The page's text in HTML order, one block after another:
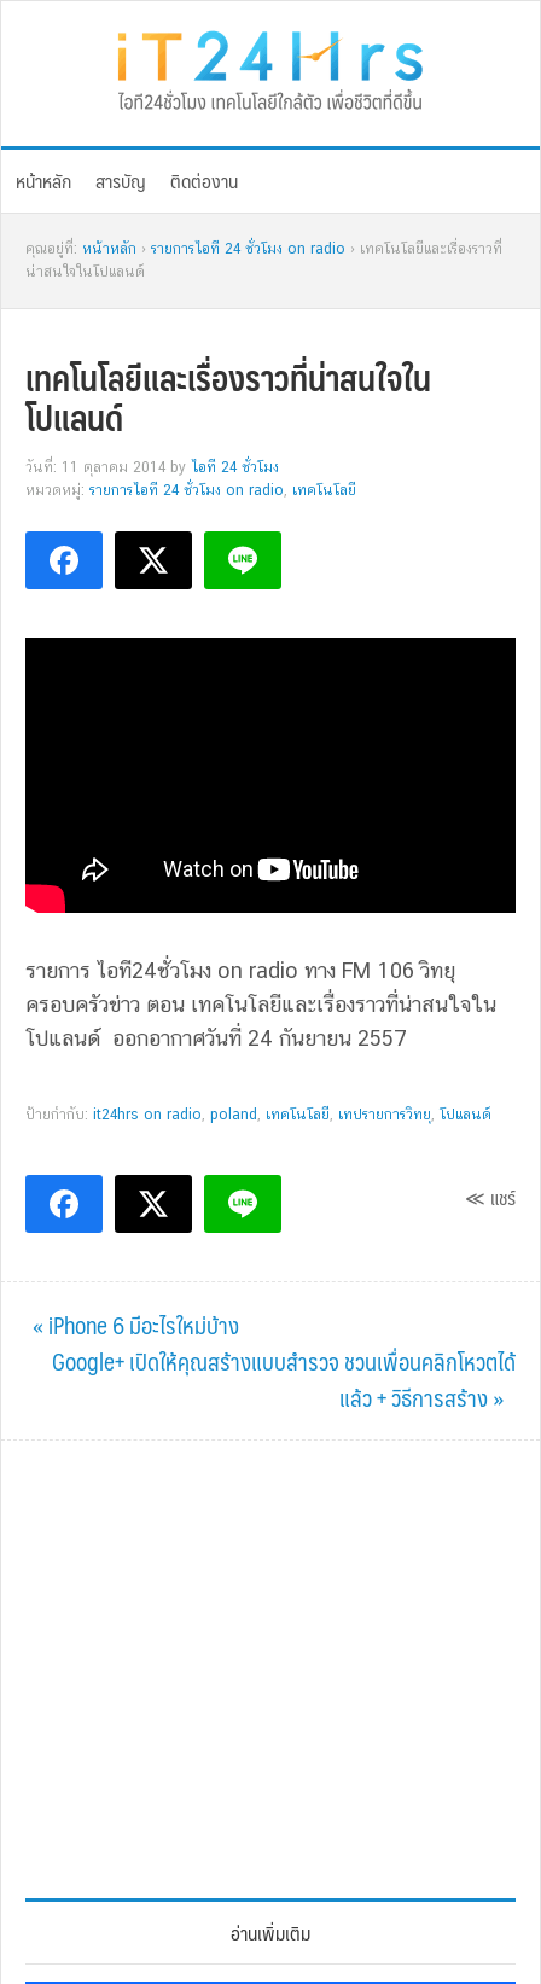
หน้าหลัก สารบัญ ติดต่องาน
คุณอยู่ที่: หน้าหลัก › รายการไอที 24 ชั่วโมง on radio › เทคโนโลยีและเรื่องราวที่
น่าสนใจในโปแลนด์
เทคโนโลยีและเรื่องราวที่น่าสนใจใน
โปแลนด์
วันที่: 11 ตุลาคม 2014 by ไอที 24 ชั่วโมง
หมวดหมู่: รายการไอที 24 ชั่วโมง on radio, เทคโนโลยี
รายการ ไอที24ชั่วโมง on radio ทาง FM 106 วิทยุ
ครอบครัวข่าว ตอน เทคโนโลยีและเรื่องราวที่น่าสนใจใน
โปแลนด์ ออกอากาศวันที่ 24 กันยายน 2557
ป้ายกำกับ: it24hrs on radio, poland , เทคโนโลยี, เทปรายการวิทยุ, โปแลนด์
≪ แชร์
Previous
Post:
« iPhone 6 มีอะไรใหม่บ้าง
Next
Google+ เปิดให้คุณสร้างแบบสำรวจ ชวนเพื่อนคลิกโหวตได้
แล้ว + วิธีการสร้าง »
อ่านเพิ่มเติม